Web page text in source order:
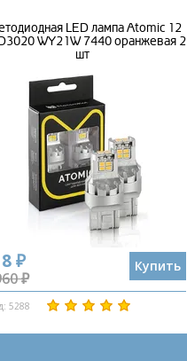
LED лампа Atomic 12
WY21W 7440 оранжевая 2
шт
₽
₽
Купить
5288